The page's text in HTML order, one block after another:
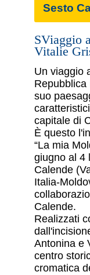
Sesto
SViaggio
Vitalie
Un viaggio
Repubblica
suo
capitale di
È questo
“La mia
giugno al 4
Calende
Italia-
Calende.
Realizzati
Antonina e
centro
cromatica